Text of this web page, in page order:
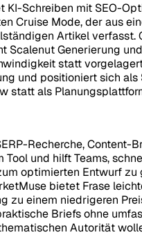
KI-Schreiben mit SEO-
Cruise Mode, der aus
Artikel verfasst.
Scalenut Generierung und
statt
und positioniert sich als
statt als
Recherche, Content-
Tool und hilft Teams,
optimierten Entwurf zu
bietet Frase
zu einem niedrigeren
Briefs ohne
Autorität